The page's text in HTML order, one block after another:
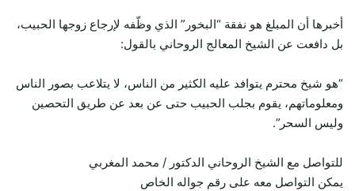
أخبرها أن المبلغ هو نفقة “البخور” الذي وظّفه لإرجاع زوجها الحبيب،
بل دافعت عن الشيخ المعالج الروحاني بالقول:
“هو شيخ محترم يتوافد عليه الكثير من الناس، لا يتلاعب بصور الناس
ومعلوماتهم، يقوم بجلب الحبيب حتى عن بعد عن طريق التحصين
وليس السحر”.
للتواصل مع الشيخ الروحاني الدكتور / محمد المغربي
يمكن التواصل معه على رقم جواله الخاص